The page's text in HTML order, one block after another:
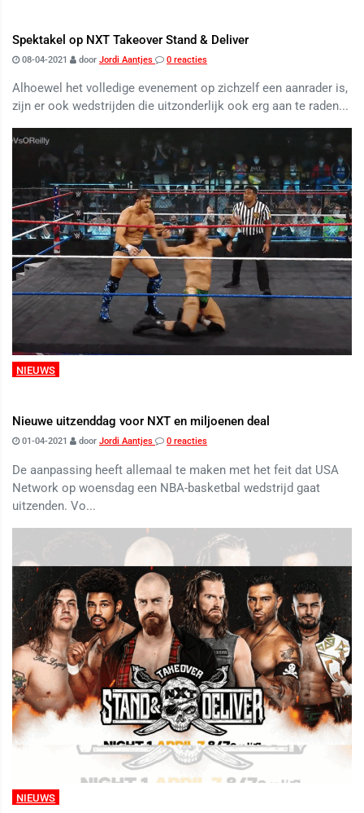
Spektakel op NXT Takeover Stand & Deliver
08-04-2021 door Jordi Aantjes 0 reacties
Alhoewel het volledige evenement op zichzelf een aanrader is,
zijn er ook wedstrijden die uitzonderlijk ook erg aan te raden...
NIEUWS
Nieuwe uitzenddag voor NXT en miljoenen deal
01-04-2021 door Jordi Aantjes 0 reacties
De aanpassing heeft allemaal te maken met het feit dat USA
Network op woensdag een NBA-basketbal wedstrijd gaat
uitzenden. Vo...
NIEUWS